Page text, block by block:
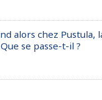
alors chez
se passe-t-il ?